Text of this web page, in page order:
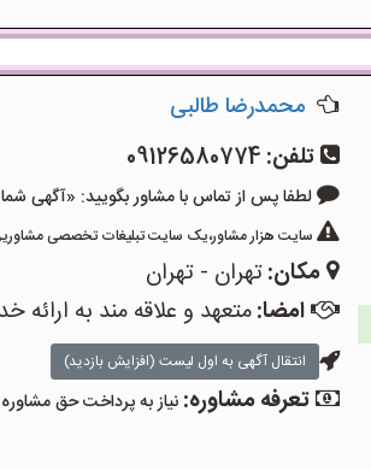
محمدرضا طالبی
تلفن: 09126580774
لطفا پس از تماس با مشاور بگویید: «آگهی شما را در
سایت هزار مشاور،یک سایت تبلیغات تخصصی
مکان:تهران - تهران
امضا:متعهد و علاقه مند به ارائه
انتقال آگهی به اول لیست (افزایش بازدید)
تعرفه مشاوره:نیاز به پرداخت حق